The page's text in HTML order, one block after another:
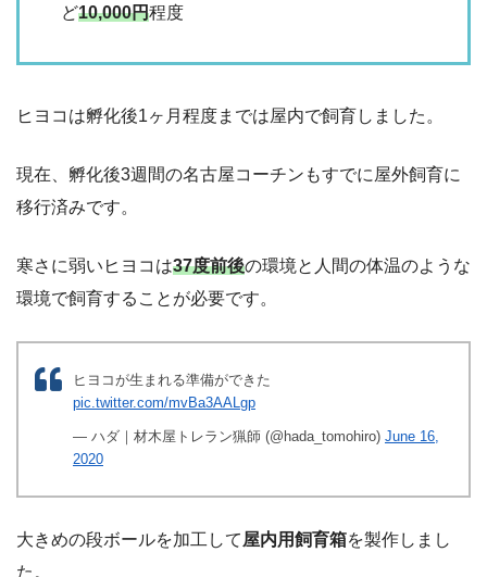
ど10,000円程度
ヒヨコは孵化後1ヶ月程度までは屋内で飼育しました。
現在、孵化後3週間の名古屋コーチンもすでに屋外飼育に
移行済みです。
寒さに弱いヒヨコは37度前後の環境と人間の体温のような
環境で飼育することが必要です。
ヒヨコが生まれる準備ができた
pic.twitter.com/mvBa3AALgp
— ハダ｜材木屋トレラン猟師 (@hada_tomohiro) June 16,
2020
大きめの段ボールを加工して屋内用飼育箱を製作しまし
た。